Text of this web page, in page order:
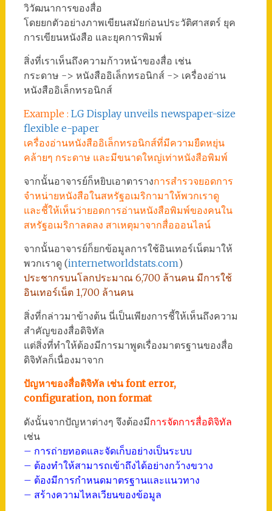
วิวัฒนาการของสื่อ
โดยยกตัวอย่างภาพเขียนสมัยก่อนประวัติศาสตร์ ยุค
การเขียนหนังสือ และยุคการพิมพ์
สิ่งที่เราเห็นถึงความก้าวหน้าของสื่อ เช่น
กระดาษ -> หนังสืออิเล็กทรอนิกส์ -> เครื่องอ่าน
หนังสืออิเล็กทรอนิกส์
Example : LG Display unveils newspaper-size
flexible e-paper
เครื่องอ่านหนังสืออิเล็กทรอนิกส์ที่มีความยืดหยุ่น
คล้ายๆ กระดาษ และมีขนาดใหญ่เท่าหนังสือพิมพ์
จากนั้นอาจารย์ก็หยิบเอาตารางการสำรวจยอดการ
จำหน่ายหนังสือในสหรัฐอเมริกามาให้พวกเราดู
และชี้ให้เห็นว่ายอดการอ่านหนังสือพิมพ์ของคนใน
สหรัฐอเมริกาลดลง สาเหตุมาจากสื่อออนไลน์
จากนั้นอาจารย์ก็ยกข้อมูลการใช้อินเทอร์เน็ตมาให้
พวกเราดู (internetworldstats.com)
ประชากรบนโลกประมาณ 6,700 ล้านคน มีการใช้
อินเทอร์เน็ต 1,700 ล้านคน
สิ่งที่กล่าวมาข้างต้น นี่เป็นเพียงการชี้ให้เห็นถึงความ
สำคัญของสื่อดิจิทัล
แต่สิ่งที่ทำให้ต้องมีการมาพูดเรื่องมาตรฐานของสื่อ
ดิจิทัลก็เนื่องมาจาก
ปัญหาของสื่อดิจิทัล เช่น font error,
configuration, non format
ดังนั้นจากปัญหาต่างๆ จึงต้องมีการจัดการสื่อดิจิทัล
เช่น
– การถ่ายทอดและจัดเก็บอย่างเป็นระบบ
– ต้องทำให้สามารถเข้าถึงได้อย่างกว้างขวาง
– ต้องมีการกำหนดมาตรฐานและแนวทาง
– สร้างความไหลเวียนของข้อมูล